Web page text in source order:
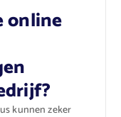
online
kunnen zeker